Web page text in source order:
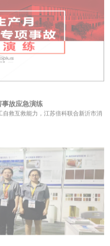
故应急演练
救互救能力，江苏倍科联合新沂市消
收官
束，感谢大家对倍科的支持与关注，